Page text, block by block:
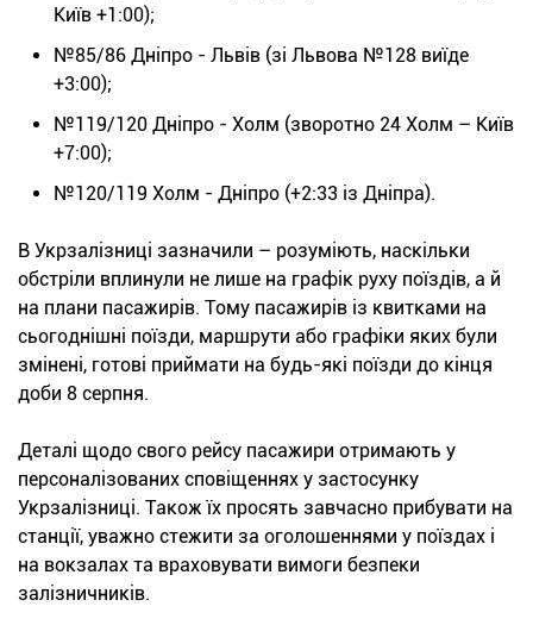
Київ +1:00);
№85/86 Дніпро - Львів (зі Львова №128 виїде
+3:00);
№119/120 Дніпро - Холм (зворотно 24 Холм – Київ
+7:00);
№120/119 Холм - Дніпро (+2:33 із Дніпра).
В Укрзалізниці зазначили – розуміють, наскільки
обстріли вплинули не лише на графік руху поїздів, а й
на плани пасажирів. Тому пасажирів із квитками на
сьогоднішні поїзди, маршрути або графіки яких були
змінені, готові приймати на будь-які поїзди до кінця
доби 8 серпня.
Деталі щодо свого рейсу пасажири отримають у
персоналізованих сповіщеннях у застосунку
Укрзалізниці. Також їх просять завчасно прибувати на
станції, уважно стежити за оголошеннями у поїздах і
на вокзалах та враховувати вимоги безпеки
залізничників.